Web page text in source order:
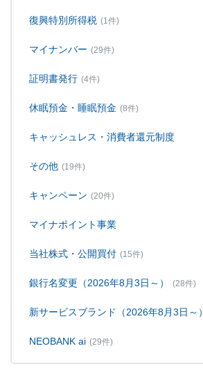
復興特別所得税 (1件)
マイナンバー (29件)
証明書発行 (4件)
休眠預金・睡眠預金 (8件)
キャッシュレス・消費者還元制度
その他 (19件)
キャンペーン (20件)
マイナポイント事業
当社株式・公開買付 (15件)
銀行名変更（2026年8月3日～） (28件)
新サービスブランド（2026年8月3日～）
NEOBANK ai (29件)